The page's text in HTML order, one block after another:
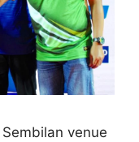
venue